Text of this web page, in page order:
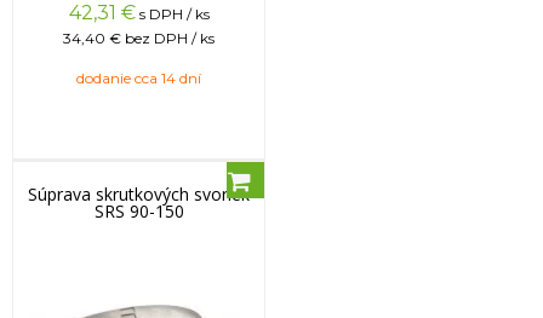
42,31 € s DPH / ks
34,40 € bez DPH / ks
dodanie cca 14 dní
Súprava skrutkových svoriek
SRS 90-150